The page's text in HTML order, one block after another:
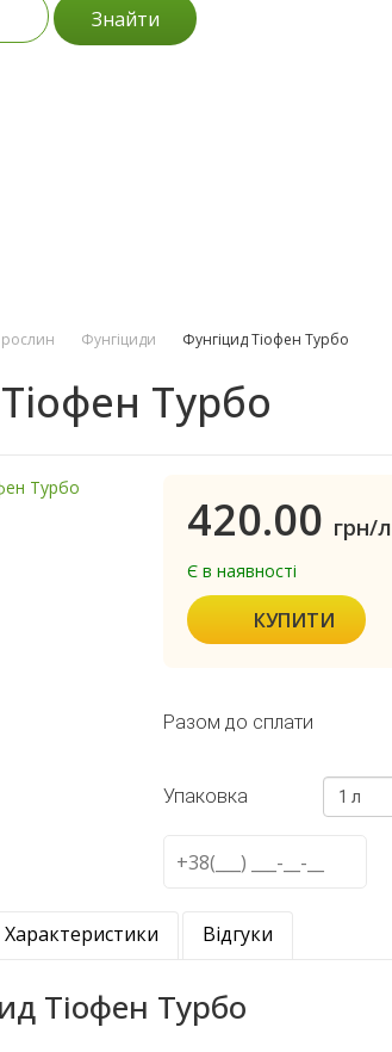
Знайти
рослин Фунгіциди Фунгіцид Тіофен Турбо
Турбо
420.00 грн/л
Є в наявності
КУПИТИ
Разом до сплати
Упаковка 1 л
Характеристики Відгуки
Тіофен Турбо